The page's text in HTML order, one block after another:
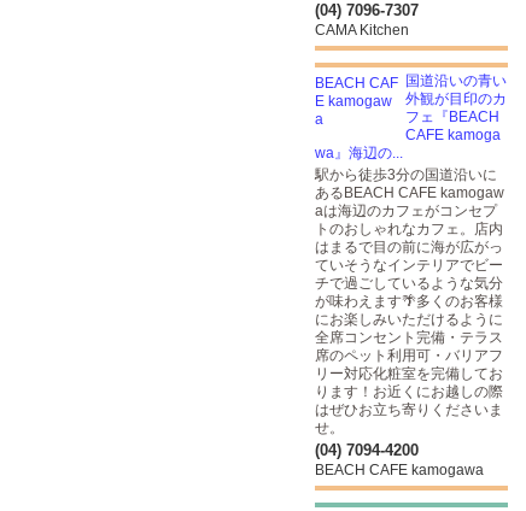
(04) 7096-7307
CAMA Kitchen
国道沿いの青い
外観が目印のカ
フェ『BEACH
CAFE kamoga
wa』海辺の...
駅から徒歩3分の国道沿いに
あるBEACH CAFE kamogaw
aは海辺のカフェがコンセプ
トのおしゃれなカフェ。店内
はまるで目の前に海が広がっ
ていそうなインテリアでビー
チで過ごしているような気分
が味わえます🌴多くのお客様
にお楽しみいただけるように
全席コンセント完備・テラス
席のペット利用可・バリアフ
リー対応化粧室を完備してお
ります！お近くにお越しの際
はぜひお立ち寄りくださいま
せ。
(04) 7094-4200
BEACH CAFE kamogawa